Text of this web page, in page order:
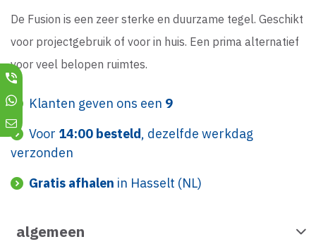
De Fusion is een zeer sterke en duurzame tegel. Geschikt
voor projectgebruik of voor in huis. Een prima alternatief
voor veel belopen ruimtes.
Klanten geven ons een 9
Voor 14:00 besteld, dezelfde werkdag
verzonden
Gratis afhalen in Hasselt (NL)
algemeen